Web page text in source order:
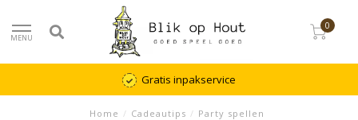
MENU
0
Gratis inpakservice
Home / Cadeautips / Party spellen